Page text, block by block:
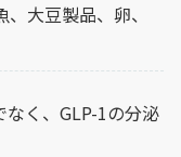
大豆製品、卵、
く、GLP-1の分泌